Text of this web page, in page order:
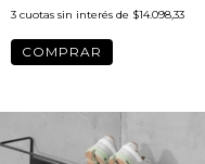
3 cuotas sin interés de $14.098,33